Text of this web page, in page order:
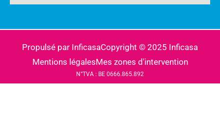
Propulsé par InficasaCopyright © 2025 Inficasa
Mentions légalesMes zones d'intervention
N°TVA : BE 0666.865.892